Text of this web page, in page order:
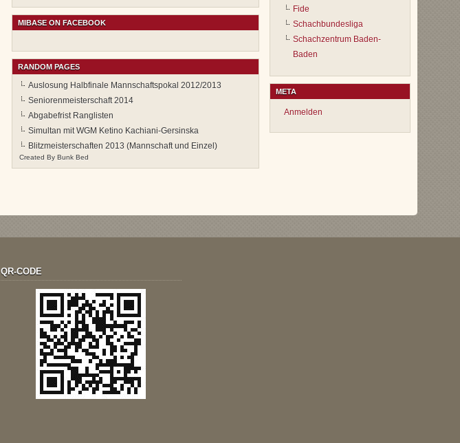
MIBASE ON FACEBOOK
RANDOM PAGES
Auslosung Halbfinale Mannschaftspokal 2012/2013
Seniorenmeisterschaft 2014
Abgabefrist Ranglisten
Simultan mit WGM Ketino Kachiani-Gersinska
Blitzmeisterschaften 2013 (Mannschaft und Einzel)
Created By Bunk Bed
Fide
Schachbundesliga
Schachzentrum Baden-
Baden
META
Anmelden
QR-CODE